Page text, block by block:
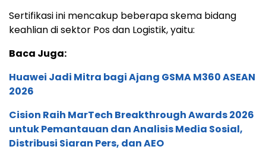
Sertifikasi ini mencakup beberapa skema bidang
keahlian di sektor Pos dan Logistik, yaitu:
Baca Juga:
Huawei Jadi Mitra bagi Ajang GSMA M360 ASEAN
2026
Cision Raih MarTech Breakthrough Awards 2026
untuk Pemantauan dan Analisis Media Sosial,
Distribusi Siaran Pers, dan AEO